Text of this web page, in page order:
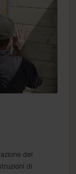
del
di